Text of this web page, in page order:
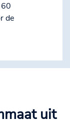
de
uit